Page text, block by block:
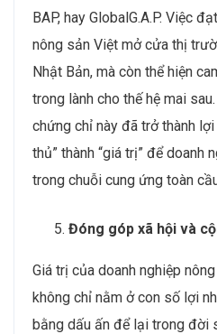
BAP, hay GlobalG.A.P. Việc
nông sản Việt mở cửa thị
Nhật Bản, mà còn thể hiện
trong lành cho thế hệ mai
chứng chỉ này đã trở thành lợi
thủ” thành “giá trị” để doanh
trong chuỗi cung ứng toàn
Đóng góp xã hội và
Giá trị của doanh nghiệp
không chỉ nằm ở con số lợi
bằng dấu ấn để lại trong đời